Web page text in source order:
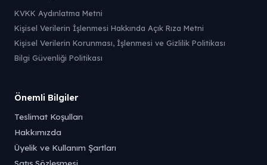
KVKK Aydınlatma Metni
Kişisel Verilerin İşlenmesi Hakkında Açık Rıza Metni
Kişisel Verilerin Korunması, İşlenmesi ve Gizlilik Politikası
Bilgi Güvenliği Politikası
Önemli Bilgiler
Teslimat Koşulları
Hakkımızda
Üyelik ve Kullanım Şartları
Satış Sözleşmesi